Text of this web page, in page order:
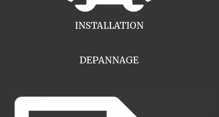
INSTALLATION
DEPANNAGE